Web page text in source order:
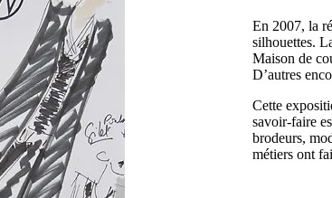
En 2007, la
silhouettes.
Maison de
D’autres
Cette
savoir-faire
brodeurs,
métiers ont